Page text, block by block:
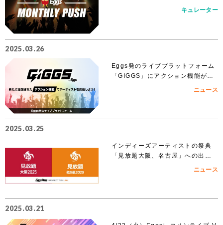
キュレーター
2025.03.26
Eggs発のライブプラットフォーム
「GIGGS」にアクション機能が追
ニュース
2025.03.25
インディーズアーティストの祭典
「見放題大阪、名古屋」への出演
ニュース
2025.03.21